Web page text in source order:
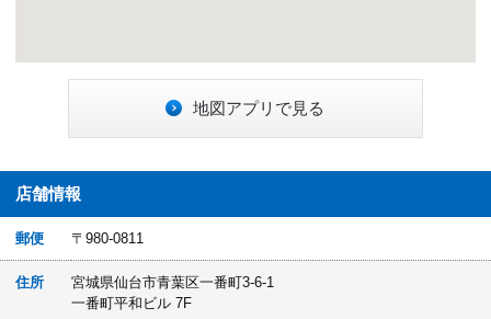
地図アプリで見る
店舗情報
郵便 〒980-0811
住所
宮城県仙台市青葉区一番町3-6-1
一番町平和ビル 7F